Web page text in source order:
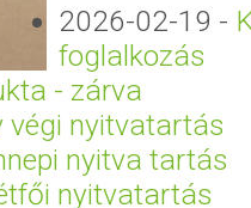
2026-02-19 -
foglalkozás
- zárva
végi nyitvatartás
nyitva tartás
nyitvatartás